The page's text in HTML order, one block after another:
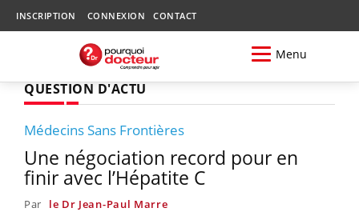
INSCRIPTION CONNEXION CONTACT
Menu
QUESTION D'ACTU
Médecins Sans Frontières
Une négociation record pour en
finir avec l’Hépatite C
Par le Dr Jean-Paul Marre